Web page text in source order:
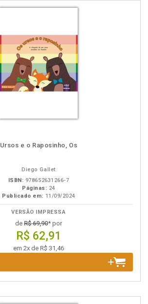
Ursos e o Raposinho, Os
Diego Gallet
ISBN: 978652631266-7
Páginas: 24
Publicado em: 11/09/2024
VERSÃO IMPRESSA
de R$ 69,90* por
R$ 62,91
em 2x de R$ 31,46